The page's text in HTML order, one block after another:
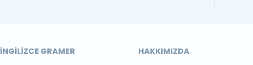
İNGILIZCE GRAMER HAKKIMIZDA